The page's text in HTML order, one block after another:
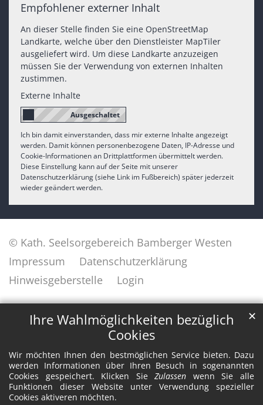
Ihre Wahlmöglichkeiten bezüglich
Cookies
Wir möchten Ihnen den bestmöglichen Service bieten. Dazu
werden Informationen über Ihren Besuch in sogenannten
Cookies gespeichert. Klicken SieZulassen wenn Sie alle
Funktionen dieser Website unter Verwendung spezieller
Cookies aktiveren möchten.
✕
Empfohlener externer Inhalt
An dieser Stelle finden Sie eine OpenStreetMap
Landkarte, welche über den Dienstleister MapTiler
ausgeliefert wird. Um diese Landkarte anzuzeigen
müssen Sie der Verwendung von externen Inhalten
zustimmen.
Externe Inhalte
Ich bin damit einverstanden, dass mir externe Inhalte angezeigt
werden. Damit können personenbezogene Daten, IP-Adresse und
Cookie-Informationen an Drittplattformen übermittelt werden.
Diese Einstellung kann auf der Seite mit unserer
Datenschutzerklärung (siehe Link im Fußbereich) später jederzeit
wieder geändert werden.
© Kath. Seelsorgebereich Bamberger Westen
Impressum
Datenschutzerklärung
Hinweisgeberstelle
Login